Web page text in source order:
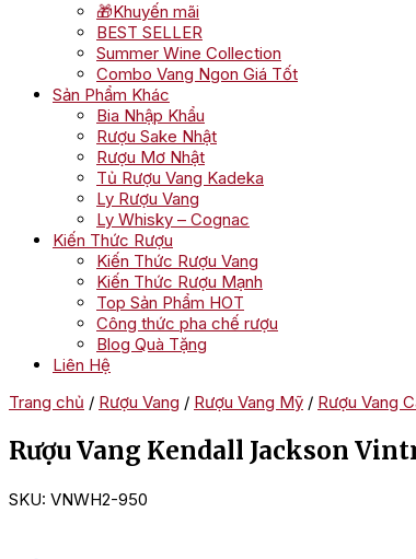
🎁Khuyến mãi
BEST SELLER
Summer Wine Collection
Combo Vang Ngon Giá Tốt
Sản Phẩm Khác
Bia Nhập Khẩu
Rượu Sake Nhật
Rượu Mơ Nhật
Tủ Rượu Vang Kadeka
Ly Rượu Vang
Ly Whisky – Cognac
Kiến Thức Rượu
Kiến Thức Rượu Vang
Kiến Thức Rượu Mạnh
Top Sản Phẩm HOT
Công thức pha chế rượu
Blog Quà Tặng
Liên Hệ
Trang chủ / Rượu Vang / Rượu Vang Mỹ / Rượu Vang
Rượu Vang Kendall Jackson
SKU: VNWH2-950